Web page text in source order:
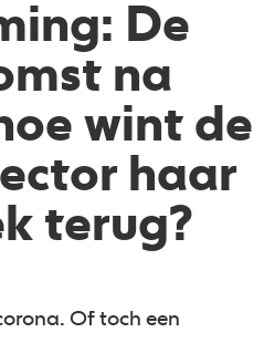
De
na
wint de
haar
terug?
Of toch een